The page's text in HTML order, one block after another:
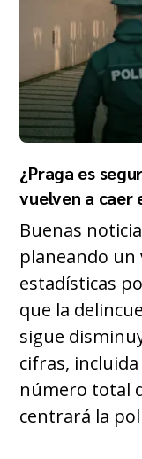
¿Praga es
vuelven a caer
Buenas
planeando un
estadísticas
que la
sigue
cifras,
número total
centrará la